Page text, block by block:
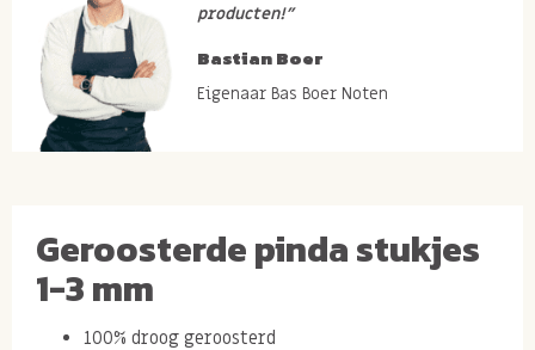
producten!”
Bastian Boer
Eigenaar Bas Boer Noten
Geroosterde pinda stukjes
1-3 mm
100% droog geroosterd